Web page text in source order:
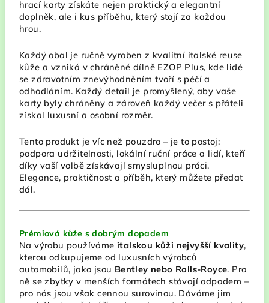
hrací karty získáte nejen praktický a elegantní
doplněk, ale i kus příběhu, který stojí za každou
hrou.
Každý obal je ručně vyroben z kvalitní italské reuse
kůže a vzniká v chráněné dílně EZOP Plus, kde lidé
se zdravotním znevýhodněním tvoří s péčí a
odhodláním. Každý detail je promyšlený, aby vaše
karty byly chráněny a zároveň každý večer s přáteli
získal luxusní a osobní rozměr.
Tento produkt je víc než pouzdro – je to postoj:
podpora udržitelnosti, lokální ruční práce a lidí, kteří
díky vaší volbě získávají smysluplnou práci.
Elegance, praktičnost a příběh, který můžete předat
dál.
Prémiová kůže s dobrým dopadem
Na výrobu používáme italskou kůži nejvyšší kvality,
kterou odkupujeme od luxusních výrobců
automobilů, jako jsou Bentley nebo Rolls-Royce. Pro
ně se zbytky v menších formátech stávají odpadem –
pro nás jsou však cennou surovinou. Dáváme jim